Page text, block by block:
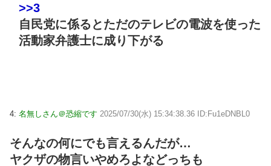
>>3
自民党に係るとただのテレビの電波を使った
活動家弁護士に成り下がる
4: 名無しさん＠恐縮です 2025/07/30(水) 15:34:38.36 ID:Fu1eDNBL0
そんなの何にでも言えるんだが…
ヤクザの物言いやめろよなどっちも